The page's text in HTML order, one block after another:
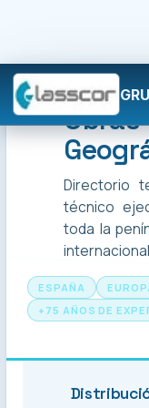
GRUPO
Directorio
técnico
toda la
ESPAÑA
+75 AÑOS DE